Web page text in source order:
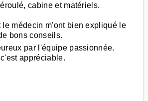
cabine et matériels.
le médecin m'ont bien expliqué le
bons conseils.
par l'équipe passionnée.
appréciable.